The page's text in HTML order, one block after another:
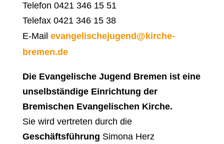
Telefon 0421 346 15 51
Telefax 0421 346 15 38
E-Mail evangelischejugend@kirche-
bremen.de
Die Evangelische Jugend Bremen ist eine
unselbständige Einrichtung der
Bremischen Evangelischen Kirche.
Sie wird vertreten durch die
Geschäftsführung Simona Herz